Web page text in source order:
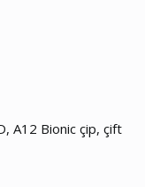
A12 Bionic çip, çift